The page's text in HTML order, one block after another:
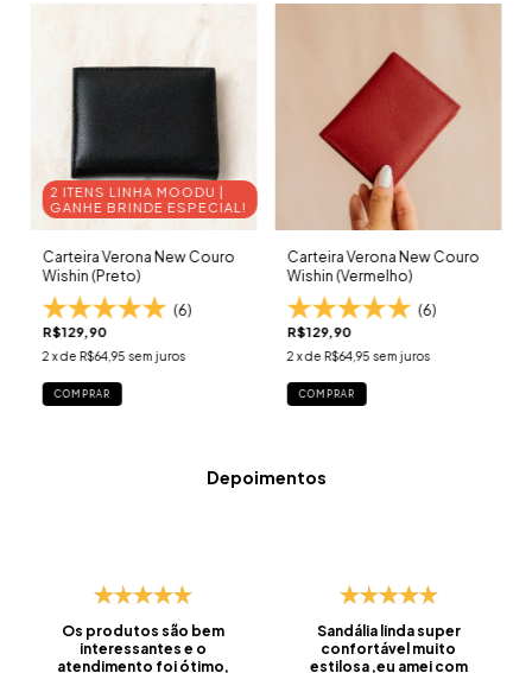
2 ITENS LINHA MOODU |
GANHE BRINDE ESPECIAL!
Carteira Verona New Couro
Wishin (Preto)
(6)
R$129,90
2 x de R$64,95 sem juros
COMPRAR
Carteira Verona New Couro
Wishin (Vermelho)
(6)
R$129,90
2 x de R$64,95 sem juros
COMPRAR
Depoimentos
Os produtos são bem
interessantes e o
atendimento foi ótimo,
Sandália linda super
confortável muito
estilosa ,eu amei com